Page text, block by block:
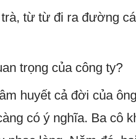
từ từ đi ra đường
trọng của công ty?
huyết cả đời của
có ý nghĩa. Ba cô